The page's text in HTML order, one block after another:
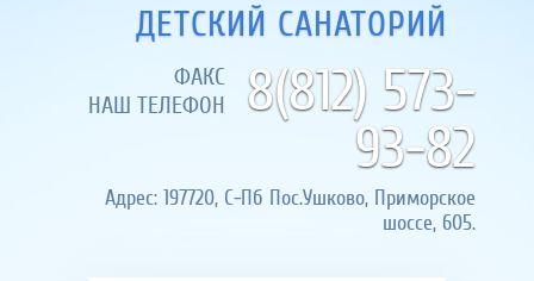
ДЕТСКИЙ САНАТОРИЙ
ФАКС
НАШ ТЕЛЕФОН
8(812) 573-
93-82
Адрес: 197720, С-Пб Пос.Ушково, Приморское
шоссе, 605.